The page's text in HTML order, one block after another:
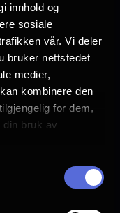
innhold og
sosiale
vår. Vi deler
bruker nettstedet
medier,
kombinere den
for dem,
din bruk av